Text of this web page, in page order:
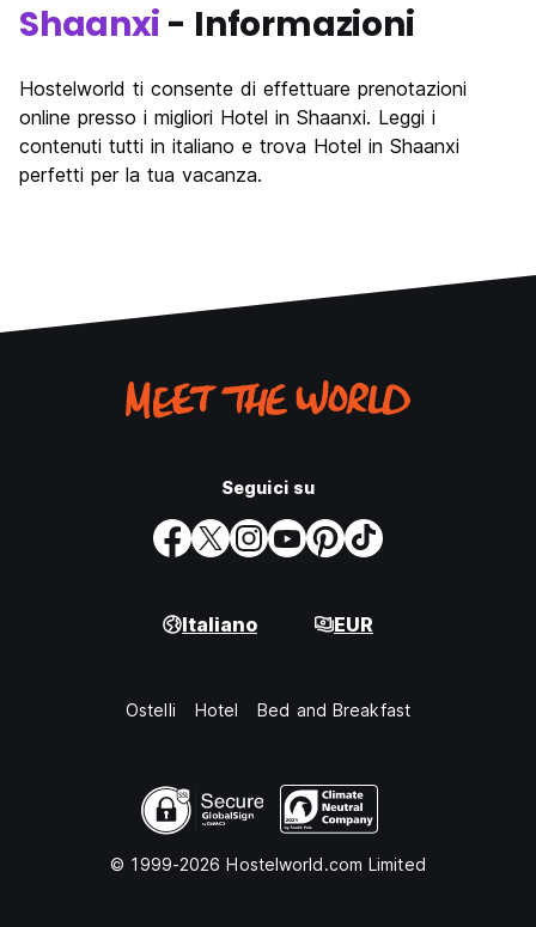
Shaanxi - Informazioni
Hostelworld ti consente di effettuare prenotazioni
online presso i migliori Hotel in Shaanxi. Leggi i
contenuti tutti in italiano e trova Hotel in Shaanxi
perfetti per la tua vacanza.
Seguici su
Italiano EUR
Ostelli Hotel Bed and Breakfast
© 1999-2026 Hostelworld.com Limited